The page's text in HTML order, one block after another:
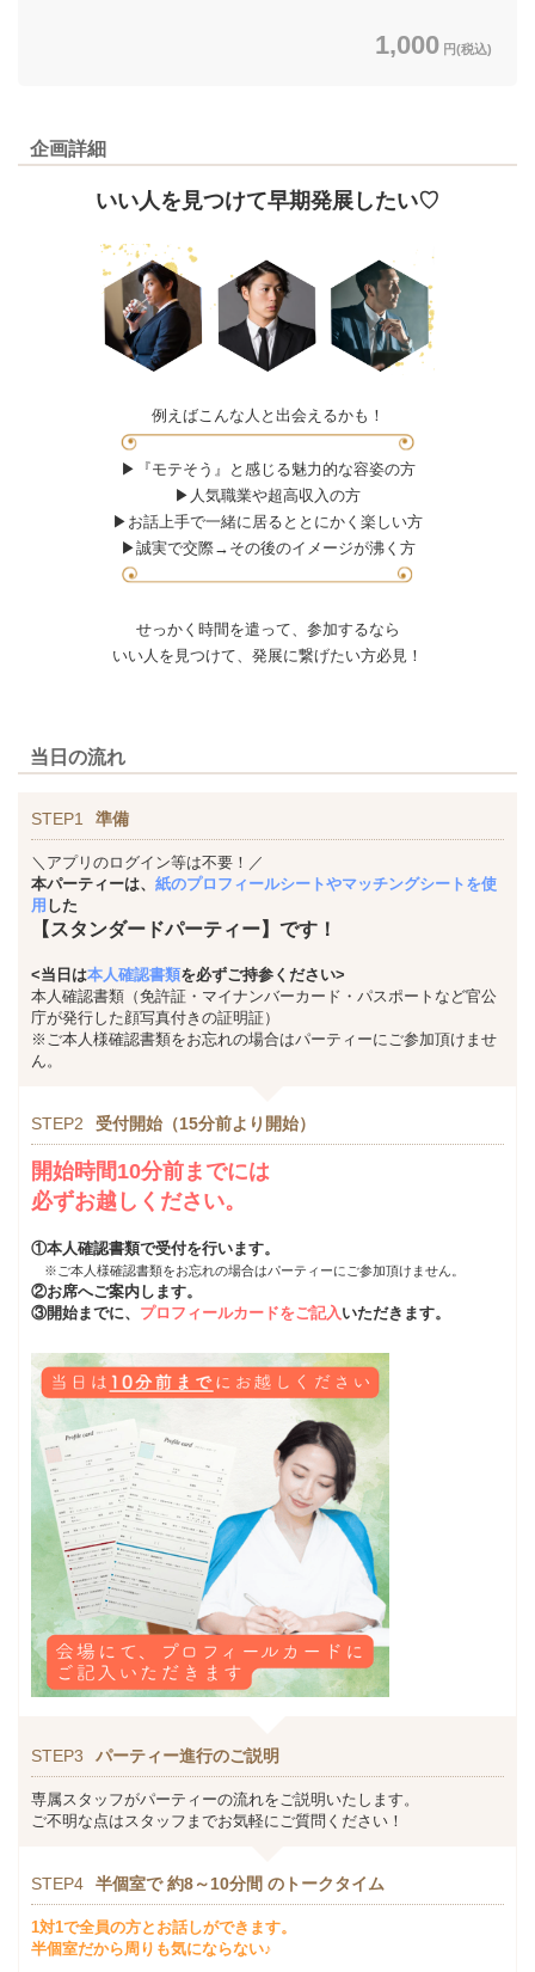
1,000 円(税込)
企画詳細
いい人を見つけて早期発展したい♡
例えばこんな人と出会えるかも！
▶『モテそう』と感じる魅力的な容姿の方
▶人気職業や超高収入の方
▶お話上手で一緒に居るととにかく楽しい方
▶誠実で交際→その後のイメージが沸く方
せっかく時間を遣って、参加するなら
いい人を見つけて、発展に繋げたい方必見！
当日の流れ
STEP1 準備
＼アプリのログイン等は不要！／
本パーティーは、 紙のプロフィールシートやマッチングシートを使
用 した
【スタンダードパーティー】です！
<当日は本人確認書類を必ずご持参ください>
本人確認書類（免許証・マイナンバーカード・パスポートなど官公
庁が発行した顔写真付きの証明証）
※ご本人様確認書類をお忘れの場合はパーティーにご参加頂けませ
ん。
STEP2 受付開始（15分前より開始）
開始時間10分前までには
必ずお越しください。
①本人確認書類で受付を行います。
※ご本人様確認書類をお忘れの場合はパーティーにご参加頂けません。
②お席へご案内します。
③開始までに、 プロフィールカードをご記入 いただきます。
STEP3 パーティー進行のご説明
専属スタッフがパーティーの流れをご説明いたします。
ご不明な点はスタッフまでお気軽にご質問ください！
STEP4 半個室で 約8～10分間 のトークタイム
1対1で全員の方とお話しができます。
半個室だから周りも気にならない♪